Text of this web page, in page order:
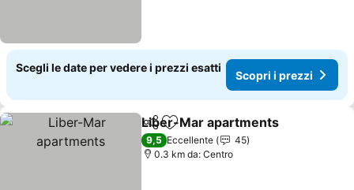
Scegli le date per vedere i prezzi esatti
Scopri i prezzi
CondividiAggiungi ai preferiti
Liber-Mar apartments
9,5 Eccellente
45
0.3 km da: Centro